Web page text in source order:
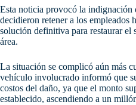
Esta noticia provocó la indignación
decidieron retener a los empleados
solución definitiva para restaurar el
área.
La situación se complicó aún más
vehículo involucrado informó que
costos del daño, ya que el monto
establecido, ascendiendo a un